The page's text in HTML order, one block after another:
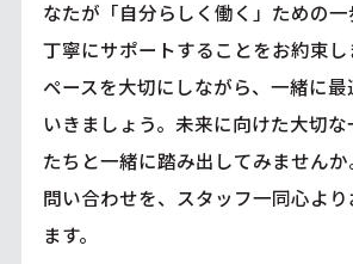
なたが「自分らしく働く」ための一
丁寧にサポートすることをお約束し
ペースを大切にしながら、一緒に
いきましょう。未来に向けた大切
たちと一緒に踏み出してみません
問い合わせを、スタッフ一同心よ
ます。